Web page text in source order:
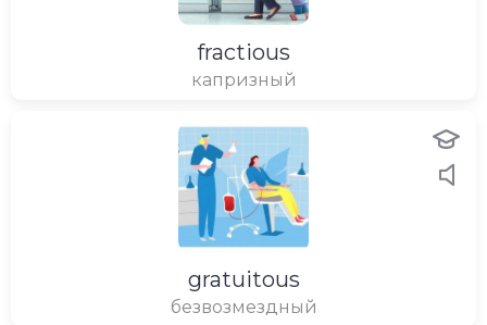
fractious
капризный
gratuitous
безвозмездный